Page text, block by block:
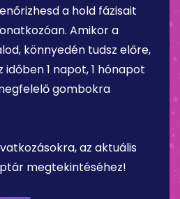
a hold fázisait
Amikor a
könnyedén tudsz előre,
1 napot, 1 hónapot
gombokra
az aktuális
megtekintéséhez!